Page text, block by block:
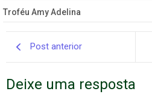
Troféu Amy Adelina
Post anterior
Deixe uma resposta